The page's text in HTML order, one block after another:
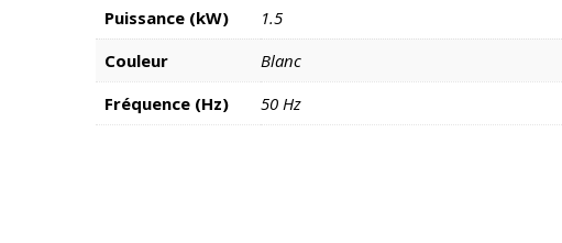
Puissance (kW)
1.5
Couleur
Blanc
Fréquence (Hz)
50 Hz